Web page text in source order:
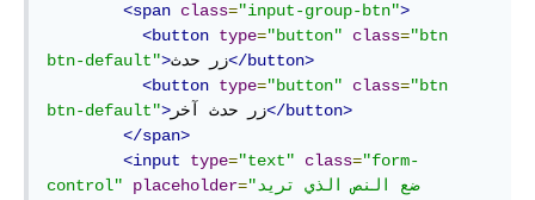
<span class="input-group-btn">
<button type="button" class="btn
btn-default">زر حدث</button>
<button type="button" class="btn
btn-default"> زر حدث آخر</button>
</span>
<input
type="text" class="form-
control"
placeholder="ضع النص الذي تريد